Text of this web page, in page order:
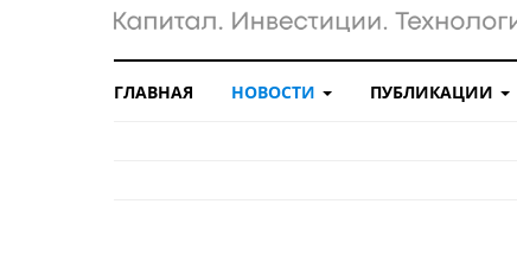
ГЛАВНАЯ НОВОСТИ ПУБЛИКАЦИИ